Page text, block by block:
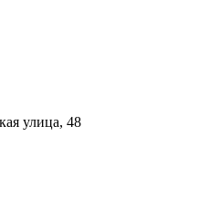
улица, 48